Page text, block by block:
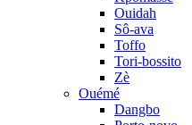
Ouidah
Sô-ava
Toffo
Tori-bossito
Zè
Ouémé
Dangbo